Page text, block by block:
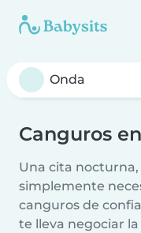
Canguros
Una cita
simplemente
canguros de
te lleva negociar